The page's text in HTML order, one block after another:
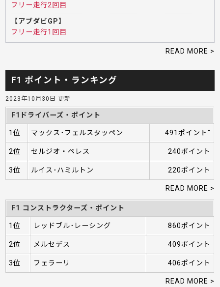
フリー走行2回目
【アブダビGP】
フリー走行1回目
READ MORE >
F1 ポイント・ランキング
2023年10月30日 更新
F1ドライバーズ・ポイント
1位 マックス･フェルスタッペン 491ポイント"
2位 セルジオ・ペレス 240ポイント
3位 ルイス･ハミルトン 220ポイント
READ MORE >
F1 コンストラクターズ・ポイント
1位 レッドブル･レーシング 860ポイント
2位 メルセデス 409ポイント
3位 フェラーリ 406ポイント
READ MORE >